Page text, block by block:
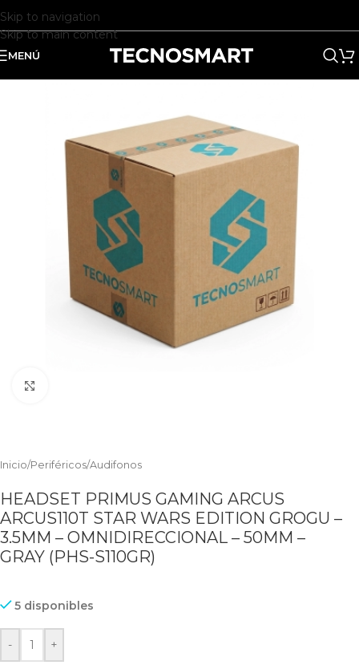
Skip to navigation
Skip to main content
MENÚ
Inicio/Periféricos/Audifonos
HEADSET PRIMUS GAMING ARCUS
ARCUS110T STAR WARS EDITION GROGU –
3.5MM – OMNIDIRECCIONAL – 50MM –
GRAY (PHS-S110GR)
5 disponibles
- +